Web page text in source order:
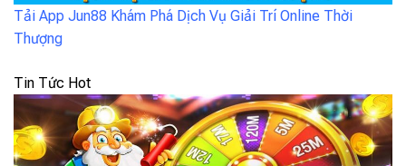
Tải App Jun88 Khám Phá Dịch Vụ Giải Trí Online Thời
Thượng
Tin Tức Hot